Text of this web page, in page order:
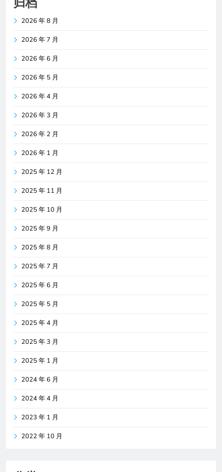
2026 年 8 月
2026 年 7 月
2026 年 6 月
2026 年 5 月
2026 年 4 月
2026 年 3 月
2026 年 2 月
2026 年 1 月
2025 年 12 月
2025 年 11 月
2025 年 10 月
2025 年 9 月
2025 年 8 月
2025 年 7 月
2025 年 6 月
2025 年 5 月
2025 年 4 月
2025 年 3 月
2025 年 1 月
2024 年 6 月
2024 年 4 月
2023 年 1 月
2022 年 10 月